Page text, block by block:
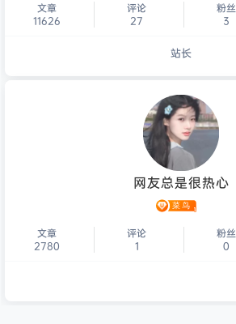
文章
11626
评论
27
粉丝
3
站长
个人主页
网友总是很热心
文章
2780
评论
1
粉丝
0